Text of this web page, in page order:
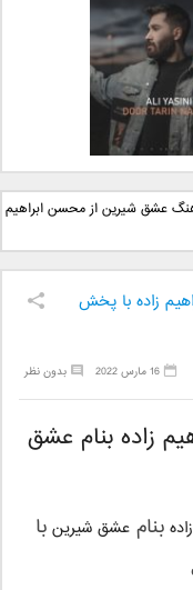
آهنگ جدید فرزاد
بنام آتیش
آهنگ جدید علی
دورترین نزدیک
عشق شیرین از محسن ابراهیم
زاده با پخش
بدون نظر 16 مارس 2022
زاده بنام عشق
بنامعشق شیرینبا